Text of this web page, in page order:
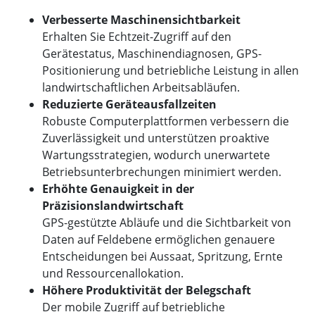
Verbesserte Maschinensichtbarkeit
Erhalten Sie Echtzeit-Zugriff auf den
Gerätestatus, Maschinendiagnosen, GPS-
Positionierung und betriebliche Leistung in allen
landwirtschaftlichen Arbeitsabläufen.
Reduzierte Geräteausfallzeiten
Robuste Computerplattformen verbessern die
Zuverlässigkeit und unterstützen proaktive
Wartungsstrategien, wodurch unerwartete
Betriebsunterbrechungen minimiert werden.
Erhöhte Genauigkeit in der
Präzisionslandwirtschaft
GPS-gestützte Abläufe und die Sichtbarkeit von
Daten auf Feldebene ermöglichen genauere
Entscheidungen bei Aussaat, Spritzung, Ernte
und Ressourcenallokation.
Höhere Produktivität der Belegschaft
Der mobile Zugriff auf betriebliche